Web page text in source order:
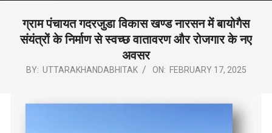
ग्राम पंचायत गदरजुडा विकास खण्ड नारसन में बायोगैस
संयंत्रों के निर्माण से स्वच्छ वातावरण और रोजगार के नए
अवसर
BY: UTTARAKHANDABHITAK ON: FEBRUARY 17, 2025